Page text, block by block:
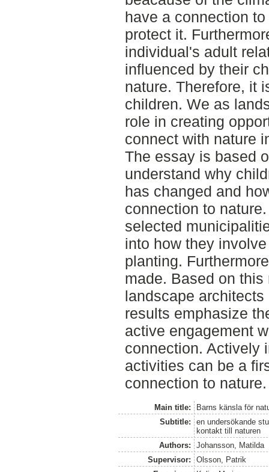
have a connection
protect it.
individual's adult
influenced by their
nature. Therefore, it
children. We as
role in creating
connect with nature
The essay is based
understand why
has changed and
connection to
selected
into how they
planting.
made. Based on
landscape
results emphasize
active engagement
connection. Actively
activities can be a
connection to nature.
Main title:
Barns känsla för
Subtitle:
en undersökande
kontakt till naturen
Authors:
Johansson, Matilda
Supervisor:
Olsson, Patrik